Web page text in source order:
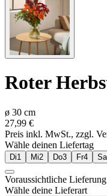
Roter
ø 30 cm
27,99 €
Preis inkl. MwSt., zzgl.
Wähle deinen Liefertag
Di1 Mi2 Do3 Fr4 Sa
Voraussichtliche
Wähle deine Lieferart